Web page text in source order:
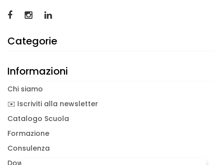
Categorie
Informazioni
Chi siamo
✉️ Iscriviti alla newsletter
Catalogo Scuola
Formazione
Consulenza
Download documenti